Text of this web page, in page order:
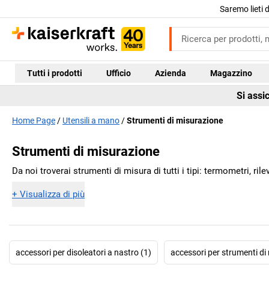
Saremo lieti
Tutti i prodotti Ufficio Azienda Magazzino
Si
Home Page Utensili a mano Strumenti di misurazione
Strumenti di misurazione
Da noi troverai strumenti di misura di tutti i tipi: termometri,
+ Visualizza di più
accessori per disoleatori a nastro (1) accessori per strumenti di